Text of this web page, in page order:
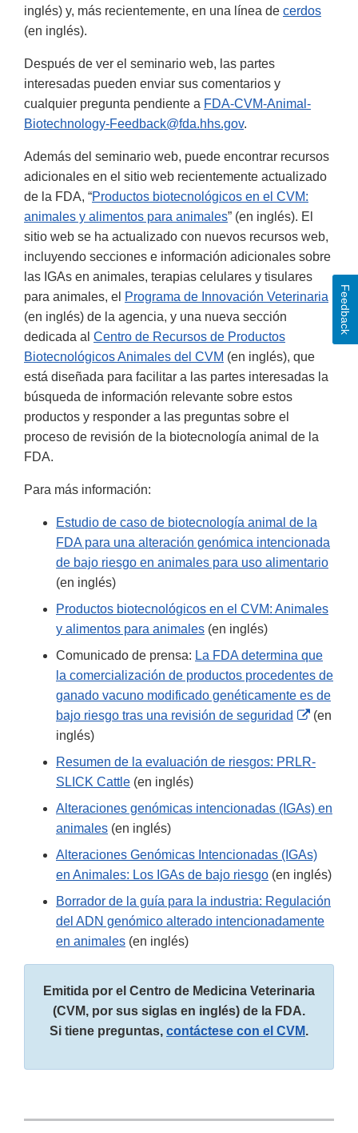
Disclaimer
Link
Disclaimer
Link
inglés) y, más recientemente, en una línea de cerdos
(en inglés).
Después de ver el seminario web, las partes
interesadas pueden enviar sus comentarios y
cualquier pregunta pendiente a FDA-CVM-Animal-
Biotechnology-Feedback@fda.hhs.gov.
Además del seminario web, puede encontrar recursos
adicionales en el sitio web recientemente actualizado
de la FDA, “Productos biotecnológicos en el CVM:
animales y alimentos para animales” (en inglés). El
sitio web se ha actualizado con nuevos recursos web,
incluyendo secciones e información adicionales sobre
las IGAs en animales, terapias celulares y tisulares
para animales, el Programa de Innovación Veterinaria
(en inglés) de la agencia, y una nueva sección
dedicada al Centro de Recursos de Productos
Biotecnológicos Animales del CVM (en inglés), que
está diseñada para facilitar a las partes interesadas la
búsqueda de información relevante sobre estos
productos y responder a las preguntas sobre el
proceso de revisión de la biotecnología animal de la
FDA.
Para más información:
Estudio de caso de biotecnología animal de la
FDA para una alteración genómica intencionada
de bajo riesgo en animales para uso alimentario
(en inglés)
Productos biotecnológicos en el CVM: Animales
y alimentos para animales (en inglés)
Comunicado de prensa: La FDA determina que
la comercialización de productos procedentes de
ganado vacuno modificado genéticamente es de
bajo riesgo tras una revisión de seguridad
External
(en
inglés)
Resumen de la evaluación de riesgos: PRLR-
SLICK Cattle (en inglés)
Alteraciones genómicas intencionadas (IGAs) en
animales (en inglés)
Alteraciones Genómicas Intencionadas (IGAs)
en Animales: Los IGAs de bajo riesgo (en inglés)
Borrador de la guía para la industria: Regulación
del ADN genómico alterado intencionadamente
en animales (en inglés)
Emitida por el Centro de Medicina Veterinaria
(CVM, por sus siglas en inglés) de la FDA.
Si tiene preguntas, contáctese con el CVM.
Feedback